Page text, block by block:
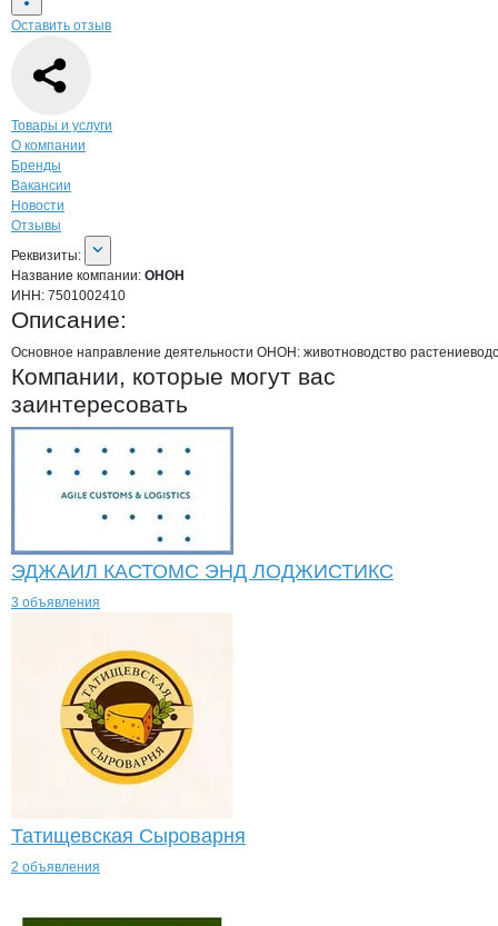
Оставить отзыв
Навигация по странице
Товары и услуги
О компании
Бренды
Вакансии
Новости
Отзывы
О компании
Реквизиты
Реквизиты:
Название компании: ОНОН
ИНН: 7501002410
Описание:
Основное направление деятельности ОНОН: животноводство
Компании, которые могут вас
заинтересовать
ЭДЖАИЛ КАСТОМС ЭНД ЛОДЖИСТИКС
3 объявления
Татищевская Сыроварня
2 объявления